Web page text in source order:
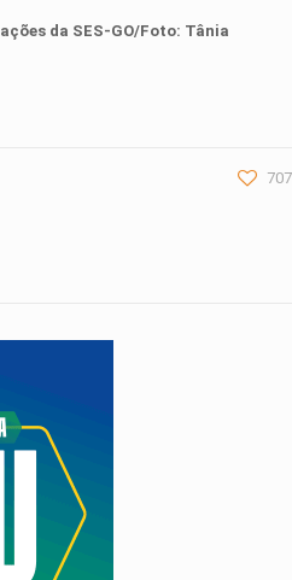
da SES-GO/Foto: Tânia
707